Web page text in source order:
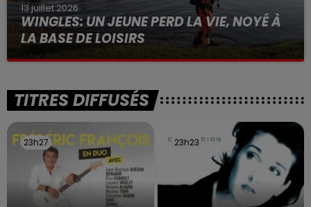
13 juillet 2026
WINGLES: UN JEUNE PERD LA VIE, NOYÉ À
LA BASE DE LOISIRS
La victime a coulé à pic
TITRES DIFFUSÉS
23h27
23h27 23h23
23h23